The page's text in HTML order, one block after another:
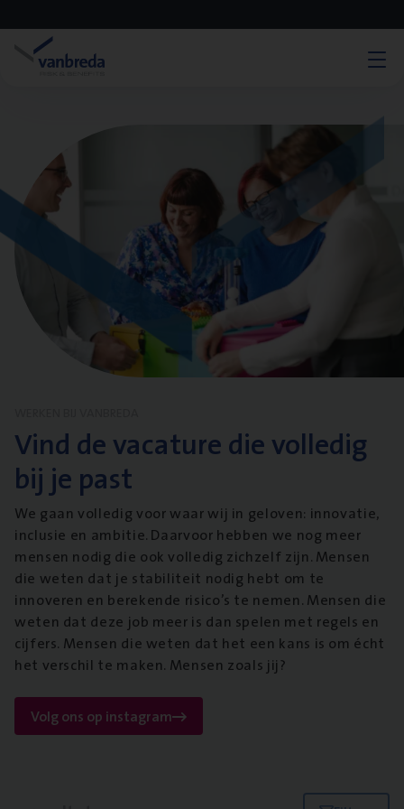
Vind de vacature die volledig
bij je past
We gaan volledig voor waar wij in geloven: innovatie,
inclusie en ambitie. Daarvoor hebben we nog meer
mensen nodig die ook volledig zichzelf zijn. Mensen
die weten dat je stabiliteit nodig hebt om te
innoveren en berekende risico’s te nemen. Mensen die
weten dat deze job meer is dan spelen met regels en
cijfers. Mensen die weten dat het een kans is om écht
het verschil te maken. Mensen zoals jij?
Volg ons op instagram